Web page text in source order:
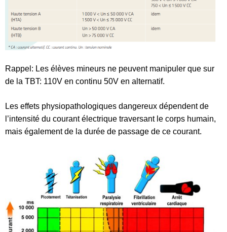
Rappel: Les élèves mineurs ne peuvent manipuler que sur
de la TBT: 110V en continu 50V en alternatif.
Les effets physiopathologiques dangereux dépendent de
l’intensité du courant électrique traversant le corps humain,
mais également de la durée de passage de ce courant.